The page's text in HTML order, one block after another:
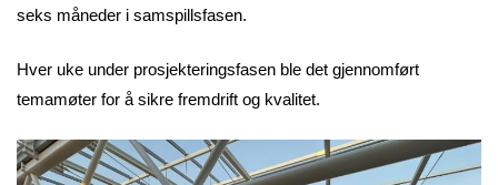
seks måneder i samspillsfasen.
Hver uke under prosjekteringsfasen ble det gjennomført
temamøter for å sikre fremdrift og kvalitet.